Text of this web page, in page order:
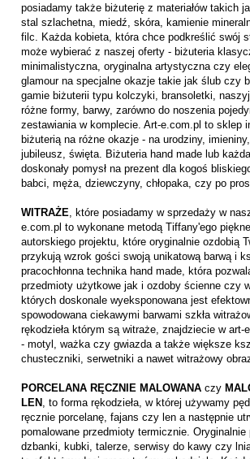
posiadamy także biżuterię z materiałów takich
stal szlachetna, miedź, skóra, kamienie
filc. Każda kobieta, która chce podkreślić swój
może wybierać z naszej oferty - biżuteria
minimalistyczna, oryginalna artystyczna czy
glamour na specjalne okazje takie jak ślub czy
gamie biżuterii typu kolczyki, bransoletki,
różne formy, barwy, zarówno do noszenia
zestawiania w komplecie. Art-e.com.pl to sklep
biżuterią na różne okazje - na urodziny,
jubileusz, święta. Biżuteria hand made lub
doskonały pomysł na prezent dla kogoś
babci, męża, dziewczyny, chłopaka, czy po
WITRAŻE , które posiadamy w sprzedaży w
e.com.pl to wykonane metodą Tiffany'ego
autorskiego projektu, które oryginalnie ozdobią
przykują wzrok gości swoją unikatową barwą i
pracochłonna technika hand made, która
przedmioty użytkowe jak i ozdoby ścienne czy
których doskonale wyeksponowana jest
spowodowana ciekawymi barwami szkła
rękodzieła którym są witraże, znajdziecie w art-
- motyl, ważka czy gwiazda a także większe
chusteczniki, serwetniki a nawet witrażowy
PORCELANA RĘCZNIE MALOWANA czy
LEN , to forma rękodzieła, w której używamy
ręcznie porcelanę, fajans czy len a następnie
pomalowane przedmioty termicznie. Oryginalnie
dzbanki, kubki, talerze, serwisy do kawy czy